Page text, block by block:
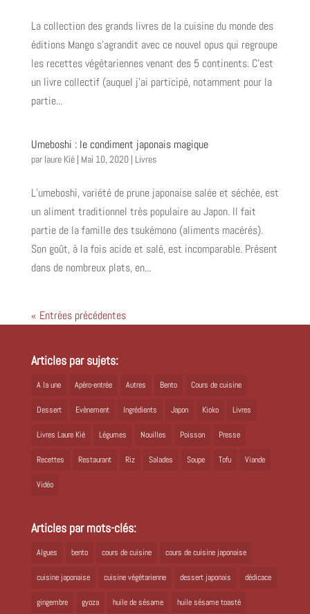
La collection des grands livres de la cuisine du monde des
éditions Mango s’agrandit avec ce nouvel opus qui regroupe
les recettes végétariennes venant des 5 continents. C’est
un livre collectif (auquel j’ai participé, notamment pour la
partie...
Umeboshi : le condiment japonais magique
par laure Kié| Mai 10, 2020| Livres
L’umeboshi, variété de prune japonaise salée et séchée, est
un aliment traditionnel très populaire au Japon. Il fait
partie de la famille des tsukémono (aliments macérés).
Son goût, à la fois acide et salé, est incomparable. Présent
dans de nombreux plats, en...
« Entrées précédentes
Articles par sujets:
A la une Apéro-entrée Autres Bento Cours de cuisine
Dessert Evènement Ingrédients Japon Kioko Livres
Livres Laure Kié Légumes Nouilles Poisson Presse
Recettes Restaurant Riz Salades Soupe Tofu Viande
Vidéo
Articles par mots-clés:
Algues bento cours de cuisine cours de cuisine japonaise
cuisine japonaise cuisine végétarienne dessert japonais dédicace
gingembre gyoza huile de sésame huile sésame toasté